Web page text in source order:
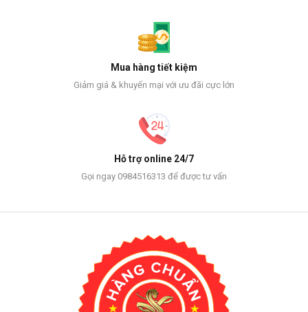
Mua hàng tiết kiệm
Giảm giá & khuyến mại với ưu đãi cực lớn
Hỗ trợ online 24/7
Gọi ngay 0984516313 để được tư vấn